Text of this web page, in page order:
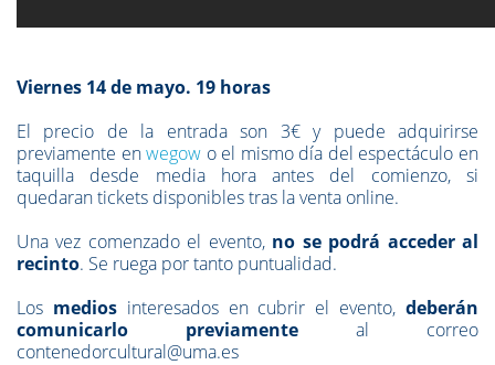
Viernes 14 de mayo. 19 horas
El precio de la entrada son 3€ y puede adquirirse
previamente enwegow o el mismo día del espectáculo en
taquilla desde media hora antes del comienzo, si
quedaran tickets disponibles tras la venta online.
Una vez comenzado el evento, no se podrá acceder al
recinto. Se ruega por tanto puntualidad.
Los mediosinteresados en cubrir el evento,deberán
comunicarlo previamente al correo
contenedorcultural@uma.es